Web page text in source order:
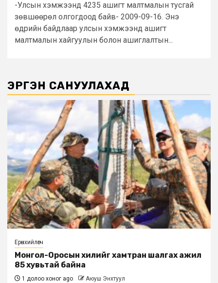
-Улсын хэмжээнд 4235 ашигт малтмалын тусгай
зөвшөөрөл олгогдоод байв- 2009-09-16. Энэ
өдрийн байдлаар улсын хэмжээнд ашигт
малтмалын хайгуулын болон ашиглалтын...
ЭРГЭН САНУУЛАХАД
Ерөнхийлөгч
Монгол-Оросын хилийг хамтран шалгах ажил
85 хувьтай байна
1 долоо хоног ago Аюуш Энхтуул